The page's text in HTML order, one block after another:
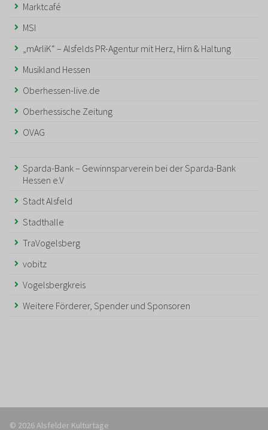
Marktcafé
MSI
„mArliK“ – Alsfelds PR-Agentur mit Herz, Hirn & Haltung
Musikland Hessen
Oberhessen-live.de
Oberhessische Zeitung
OVAG
Sparda-Bank – Gewinnsparverein bei der Sparda-Bank
Hessen e.V
Stadt Alsfeld
Stadthalle
TraVogelsberg
vobitz
Vogelsbergkreis
Weitere Förderer, Spender und Sponsoren
© 2026 Alsfelder Kulturtage